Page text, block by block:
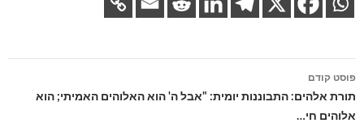
ניווט
בפוסטים
פוסט קודם
תורת אלהים: התבוננות יומית: "אבל ה' הוא האלוהים האמיתי; הוא
אלוהים חי…